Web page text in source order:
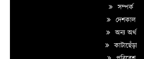
সম্পর্ক
দেশকাল
অন্য অর্থ
কাটাছেঁড়া